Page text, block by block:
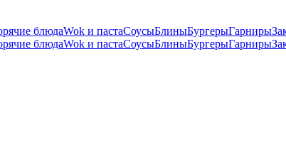
блюдаWok и пастаСоусыБлиныБургерыГарниры
блюдаWok и пастаСоусыБлиныБургерыГарниры